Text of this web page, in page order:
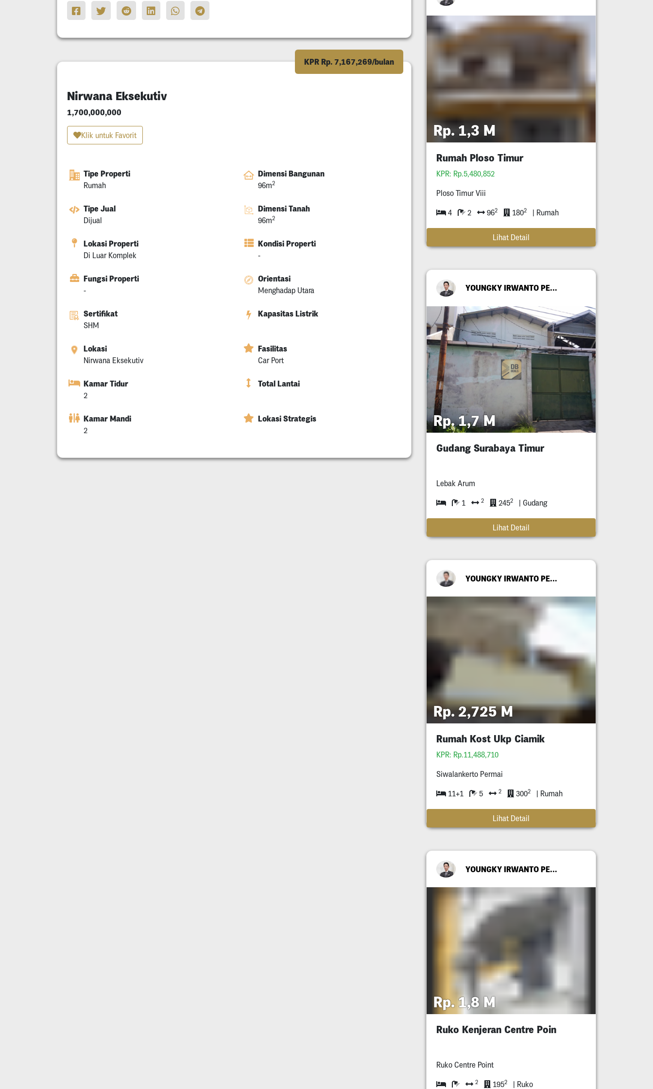
KPR Rp. 7,167,269/bulan
Nirwana Eksekutiv
1,700,000,000
Klik untuk Favorit
Tipe Properti
Rumah
Dimensi Bangunan
96m2
Tipe Jual
Dijual
Dimensi Tanah
96m2
Lokasi Properti
Di Luar Komplek
Kondisi Properti
-
Fungsi Properti
-
Orientasi
Menghadap Utara
Sertifikat
SHM
Kapasitas Listrik
Lokasi
Nirwana Eksekutiv
Fasilitas
Car Port
Kamar Tidur
2
Total Lantai
Kamar Mandi
2
Lokasi Strategis
Rp. 1,3 M
Rumah Ploso Timur
KPR: Rp.5,480,852
Ploso Timur Viii
4 2 962 1802 | Rumah
Lihat Detail
YOUNGKY IRWANTO PERMANA
Rp. 1,7 M
Gudang Surabaya Timur
Lebak Arum
1 2 2452 | Gudang
Lihat Detail
YOUNGKY IRWANTO PERMANA
Rp. 2,725 M
Rumah Kost Ukp Ciamik
KPR: Rp.11,488,710
Siwalankerto Permai
11+1 5 2 3002 | Rumah
Lihat Detail
YOUNGKY IRWANTO PERMANA
Rp. 1,8 M
Ruko Kenjeran Centre Poin
Ruko Centre Point
2 1952 | Ruko